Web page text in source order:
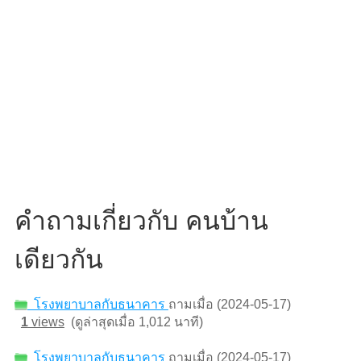
คำถามเกี่ยวกับ คนบ้าน
เดียวกัน
โรงพยาบาลกับธนาคาร ถามเมื่อ (2024-05-17)
1views(ดูล่าสุดเมื่อ 1,012 นาที)
โรงพยาบาลกับธนาคาร ถามเมื่อ (2024-05-17)